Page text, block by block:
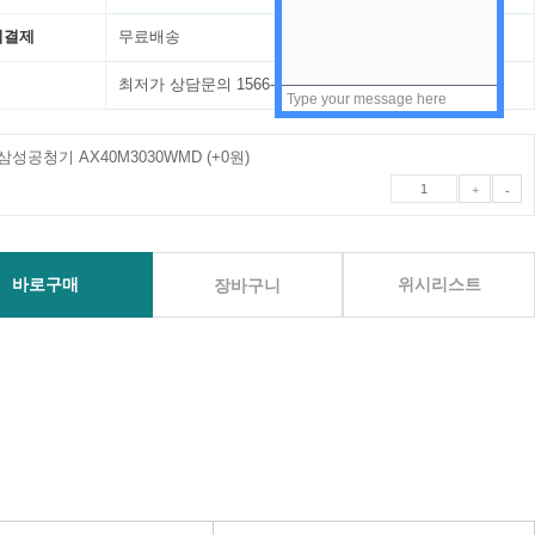
제 무료배송
최저가 상담문의 1566-1454
성공청기 AX40M3030WMD (+0원)
+ -
위시리스트